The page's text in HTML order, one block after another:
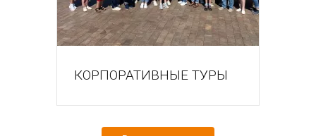
КОРПОРАТИВНЫЕ ТУРЫ